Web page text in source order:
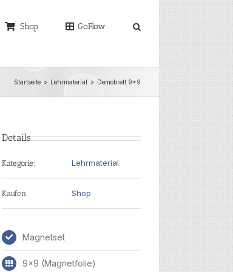
Shop GoFlow
Startseite Lehrmaterial Demobrett 9×9
Details
Kategorie: Lehrmaterial
Kaufen: Shop
Magnetset
9x9 (Magnetfolie)